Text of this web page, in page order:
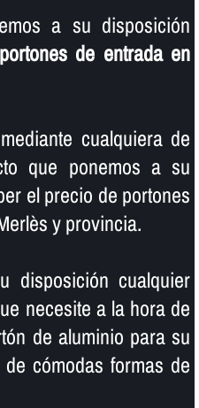
a su disposición
portones de entrada en
cualquiera de
que ponemos a su
el precio de portones
y provincia.
disposición cualquier
necesite a la hora de
de aluminio para su
cómodas formas de